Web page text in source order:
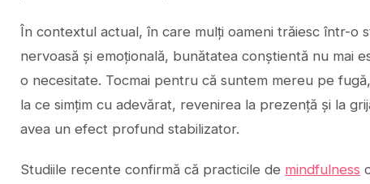
În contextul actual, în care mulți oameni trăiesc într-o
nervoasă și emoțională, bunătatea conștientă nu mai
o necesitate. Tocmai pentru că suntem mereu pe
la ce simțim cu adevărat, revenirea la prezență și la
avea un efect profund stabilizator.
Studiile recente confirmă că practicile de mindfulness